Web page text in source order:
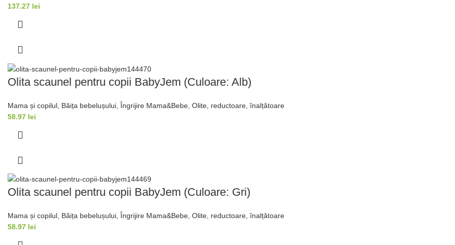
137.27 lei
Olita scaunel pentru copii BabyJem (Culoare: Alb)
Mama și copilul Băița bebelușului ,Îngrijire Mama&Bebe ,Olite, reductoare, înalțǎtoare
58.97 lei
Olita scaunel pentru copii BabyJem (Culoare: Gri)
Mama și copilul Băița bebelușului Îngrijire Mama&Bebe ,Olite, reductoare, înalțǎtoare
58.97 lei